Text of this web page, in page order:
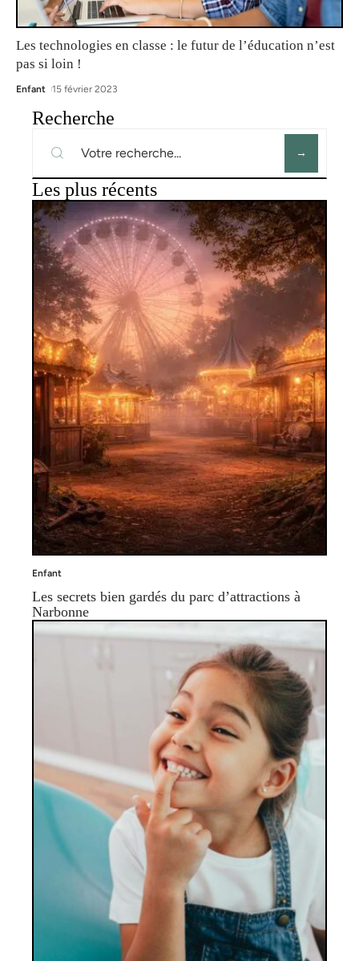
Les technologies en classe : le futur de l’éducation n’est
pas si loin !
Enfant 15 février 2023
Recherche
Les plus récents
Enfant
Les secrets bien gardés du parc d’attractions à
Narbonne